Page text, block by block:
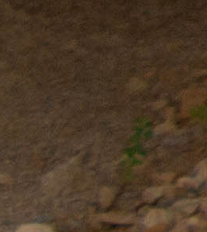
du département de la Haute-Saône